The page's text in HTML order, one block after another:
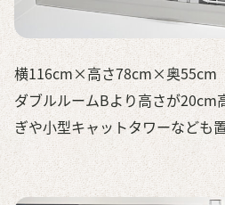
横116cm×高さ78cm×奥55cm
ダブルルームBより高さが20cm
ぎや小型キャットタワーなども